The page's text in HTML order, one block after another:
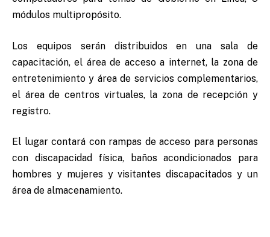
módulos multipropósito.
Los equipos serán distribuidos en una sala de
capacitación, el área de acceso a internet, la zona de
entretenimiento y área de servicios complementarios,
el área de centros virtuales, la zona de recepción y
registro.
El lugar contará con rampas de acceso para personas
con discapacidad física, baños acondicionados para
hombres y mujeres y visitantes discapacitados y un
área de almacenamiento.